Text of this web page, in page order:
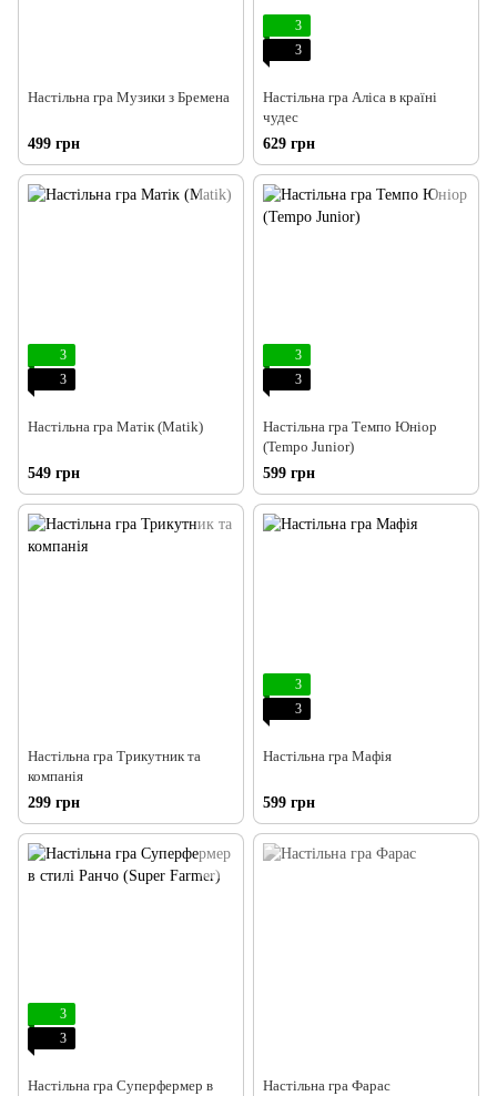
Настільна гра Музики з Бремена
499 грн
3
3
Настільна гра Аліса в країні
чудес
629 грн
3
3
Настільна гра Матік (Matik)
549 грн
3
3
Настільна гра Темпо Юніор
(Tempo Junior)
599 грн
Настільна гра Трикутник та
компанія
299 грн
3
3
Настільна гра Мафія
599 грн
3
3
Настільна гра Суперфермер в
Настільна гра Фарас